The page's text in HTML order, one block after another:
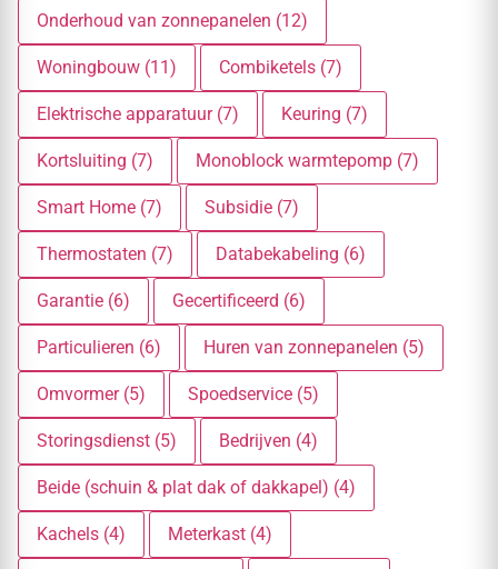
Onderhoud van zonnepanelen (12)
Woningbouw (11) Combiketels (7)
Elektrische apparatuur (7) Keuring (7)
Kortsluiting (7) Monoblock warmtepomp (7)
Smart Home (7) Subsidie (7)
Thermostaten (7) Databekabeling (6)
Garantie (6) Gecertificeerd (6)
Particulieren (6) Huren van zonnepanelen (5)
Omvormer (5) Spoedservice (5)
Storingsdienst (5) Bedrijven (4)
Beide (schuin & plat dak of dakkapel) (4)
Kachels (4) Meterkast (4)